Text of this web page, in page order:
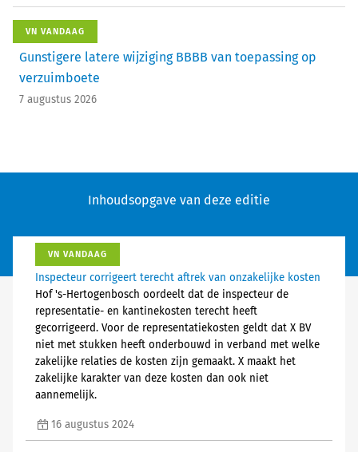
VN VANDAAG
Gunstigere latere wijziging BBBB van toepassing op
verzuimboete
7 augustus 2026
Inhoudsopgave van deze editie
VN VANDAAG
Inspecteur corrigeert terecht aftrek van onzakelijke kosten
Hof 's-Hertogenbosch oordeelt dat de inspecteur de
representatie- en kantinekosten terecht heeft
gecorrigeerd. Voor de representatiekosten geldt dat X BV
niet met stukken heeft onderbouwd in verband met welke
zakelijke relaties de kosten zijn gemaakt. X maakt het
zakelijke karakter van deze kosten dan ook niet
aannemelijk.
16 augustus 2024